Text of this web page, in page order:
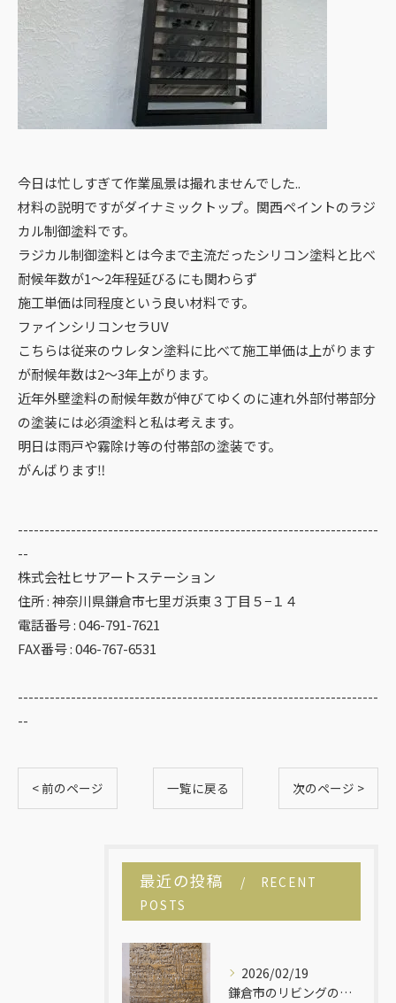
今日は忙しすぎて作業風景は撮れませんでした..
材料の説明ですがダイナミックトップ。関西ペイントのラジ
カル制御塗料です。
ラジカル制御塗料とは今まで主流だったシリコン塗料と比べ
耐候年数が1〜2年程延びるにも関わらず
施工単価は同程度という良い材料です。
ファインシリコンセラUV
こちらは従来のウレタン塗料に比べて施工単価は上がります
が耐候年数は2〜3年上がります。
近年外壁塗料の耐候年数が伸びてゆくのに連れ外部付帯部分
の塗装には必須塗料と私は考えます。
明日は雨戸や霧除け等の付帯部の塗装です。
がんばります‼️
--------------------------------------------------------------------
--
株式会社ヒサアートステーション
住所 : 神奈川県鎌倉市七里ガ浜東３丁目５−１４
電話番号 : 046-791-7621
FAX番号 : 046-767-6531
--------------------------------------------------------------------
--
< 前のページ 一覧に戻る 次のページ >
最近の投稿
RECENT
POSTS
2026/02/19
鎌倉市のリビングのリフォームです！